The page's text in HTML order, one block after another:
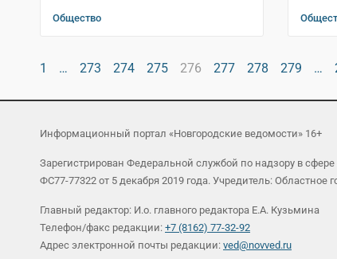
Общество
1 … 273 274 275 276 277 278 279 …
Информационный портал «Новгородские ведомости» 16+
Зарегистрирован Федеральной службой по надзору в
ФС77-77322 от 5 декабря 2019 года. Учредитель:
Главный редактор: И.о. главного редактора Е.А. Кузьмина
Телефон/факс редакции: +7 (8162) 77-32-92
Адрес электронной почты редакции: ved@novved.ru